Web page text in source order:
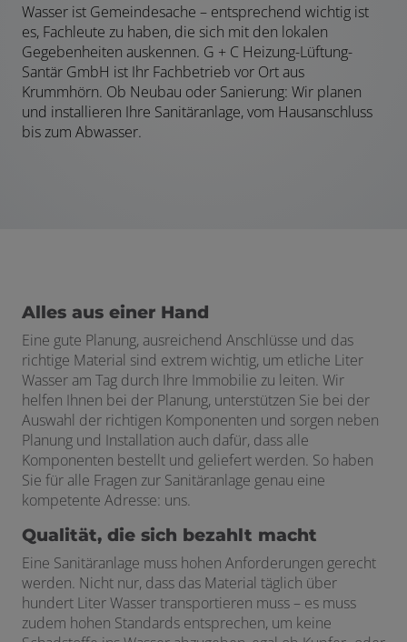
Wasser ist Gemeindesache – entsprechend wichtig ist
es, Fachleute zu haben, die sich mit den lokalen
Gegebenheiten auskennen. G + C Heizung-Lüftung-
Santär GmbH ist Ihr Fachbetrieb vor Ort aus
Krummhörn. Ob Neubau oder Sanierung: Wir planen
und installieren Ihre Sanitäranlage, vom Hausanschluss
bis zum Abwasser.
Alles aus einer Hand
Eine gute Planung, ausreichend Anschlüsse und das
richtige Material sind extrem wichtig, um etliche Liter
Wasser am Tag durch Ihre Immobilie zu leiten. Wir
helfen Ihnen bei der Planung, unterstützen Sie bei der
Auswahl der richtigen Komponenten und sorgen neben
Planung und Installation auch dafür, dass alle
Komponenten bestellt und geliefert werden. So haben
Sie für alle Fragen zur Sanitäranlage genau eine
kompetente Adresse: uns.
Qualität, die sich bezahlt macht
Eine Sanitäranlage muss hohen Anforderungen gerecht
werden. Nicht nur, dass das Material täglich über
hundert Liter Wasser transportieren muss – es muss
zudem hohen Standards entsprechen, um keine